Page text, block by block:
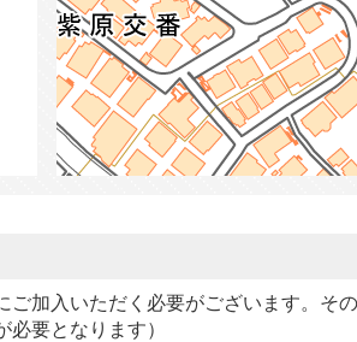
ご加入いただく必要がございます。そ
要となります）